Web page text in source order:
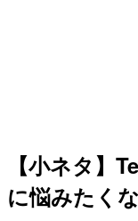
【小ネタ】
に悩みたく